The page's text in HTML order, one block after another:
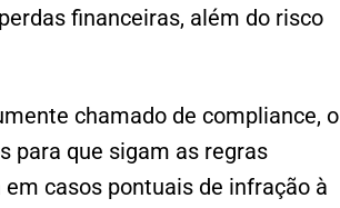
financeiras, além do risco
chamado de compliance, o
para que sigam as regras
casos pontuais de infração à